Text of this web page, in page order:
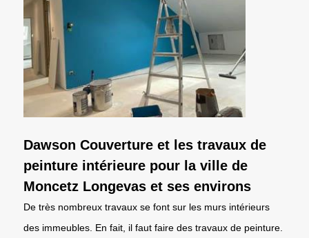
Dawson Couverture et les travaux de
peinture intérieure pour la ville de
Moncetz Longevas et ses environs
De très nombreux travaux se font sur les murs intérieurs
des immeubles. En fait, il faut faire des travaux de peinture.